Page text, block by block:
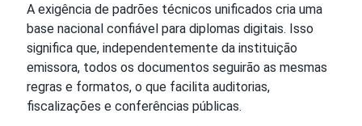
A exigência de padrões técnicos unificados cria uma
base nacional confiável para diplomas digitais. Isso
significa que, independentemente da instituição
emissora, todos os documentos seguirão as mesmas
regras e formatos, o que facilita auditorias,
fiscalizações e conferências públicas.